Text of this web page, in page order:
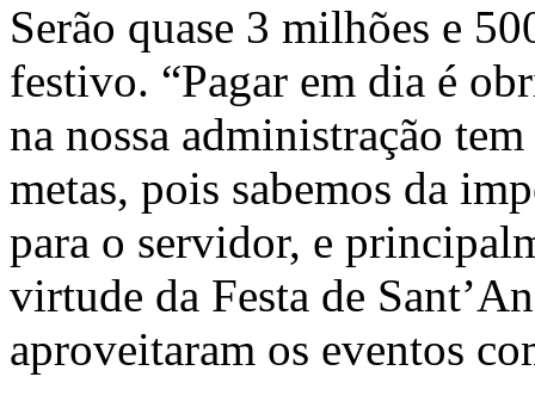
Serão quase 3 milhões e
festivo. “Pagar em dia é
na nossa administração
metas, pois sabemos da
para o servidor, e
virtude da Festa de
aproveitaram os eventos